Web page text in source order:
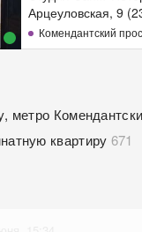
Арцеуловская, 9
Комендантский
метро
квартиру 671